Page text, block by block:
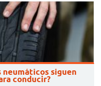
neumáticos siguen
conducir?